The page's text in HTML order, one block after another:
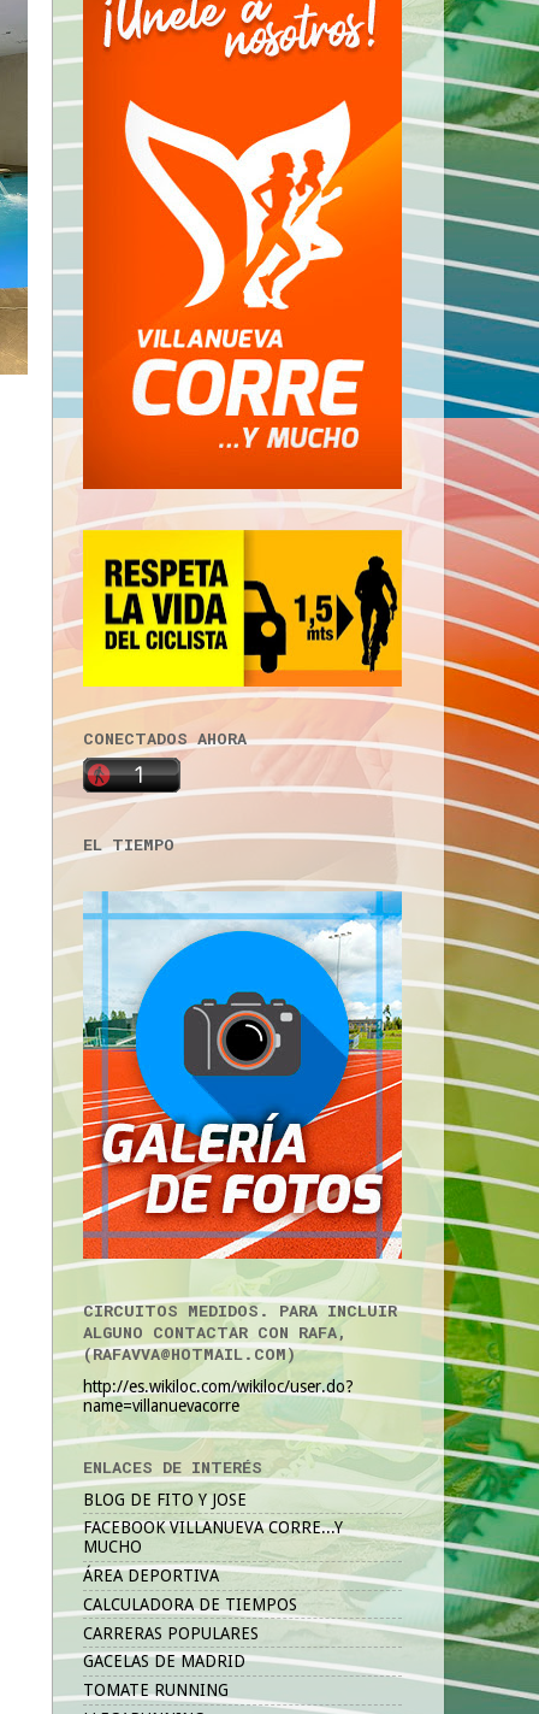
CONECTADOS AHORA
EL TIEMPO
CIRCUITOS MEDIDOS. PARA INCLUIR
ALGUNO CONTACTAR CON RAFA,
(RAFAVVA@HOTMAIL.COM)
http://es.wikiloc.com/wikiloc/user.do?
name=villanuevacorre
ENLACES DE INTERÉS
BLOG DE FITO Y JOSE
FACEBOOK VILLANUEVA CORRE...Y
MUCHO
ÁREA DEPORTIVA
CALCULADORA DE TIEMPOS
CARRERAS POPULARES
GACELAS DE MADRID
TOMATE RUNNING